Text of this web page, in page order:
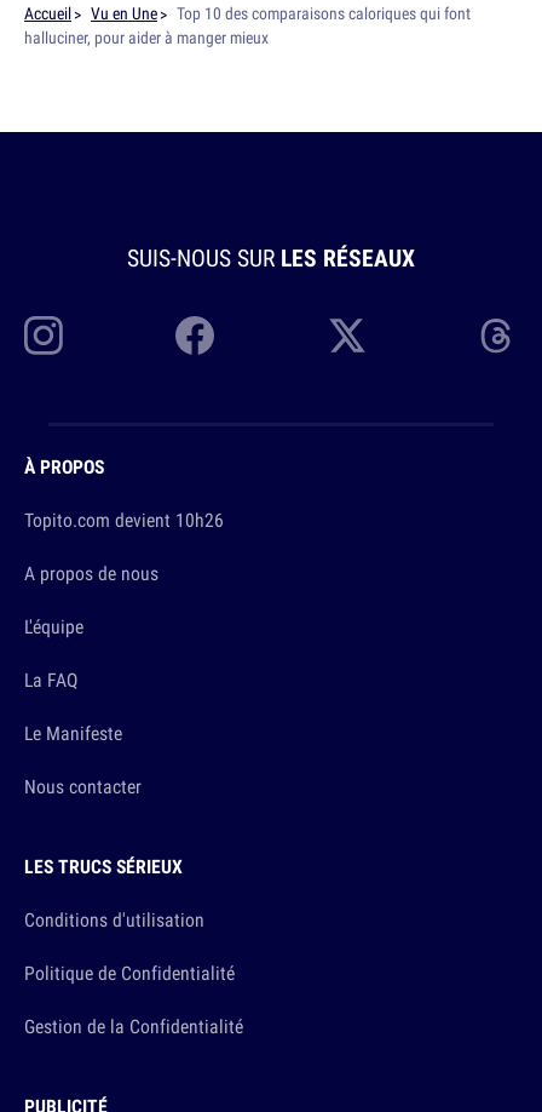
Accueil Vu en Une
Top 10 des comparaisons caloriques qui font
halluciner, pour aider à manger mieux
SUIS-NOUS SUR LES RÉSEAUX
À PROPOS
Topito.com devient 10h26
A propos de nous
L'équipe
La FAQ
Le Manifeste
Nous contacter
LES TRUCS SÉRIEUX
Conditions d'utilisation
Politique de Confidentialité
Gestion de la Confidentialité
PUBLICITÉ